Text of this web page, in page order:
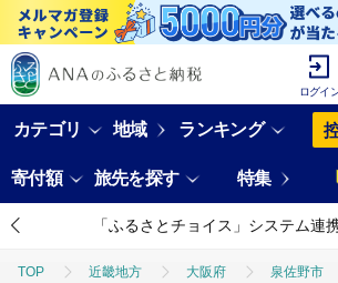
ログイ
カテゴリ 地域 ランキング
寄付額 旅先を探す 特集
「ふるさとチョイス」システム連
TOP 近畿地方 大阪府 泉佐野市